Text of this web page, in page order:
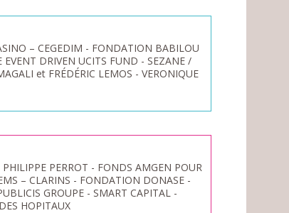
– CEGEDIM - FONDATION BABILOU
DRIVEN UCITS FUND - SEZANE /
et FRÉDÉRIC LEMOS - VERONIQUE
PERROT - FONDS AMGEN POUR
– CLARINS - FONDATION DONASE -
GROUPE - SMART CAPITAL -
HOPITAUX